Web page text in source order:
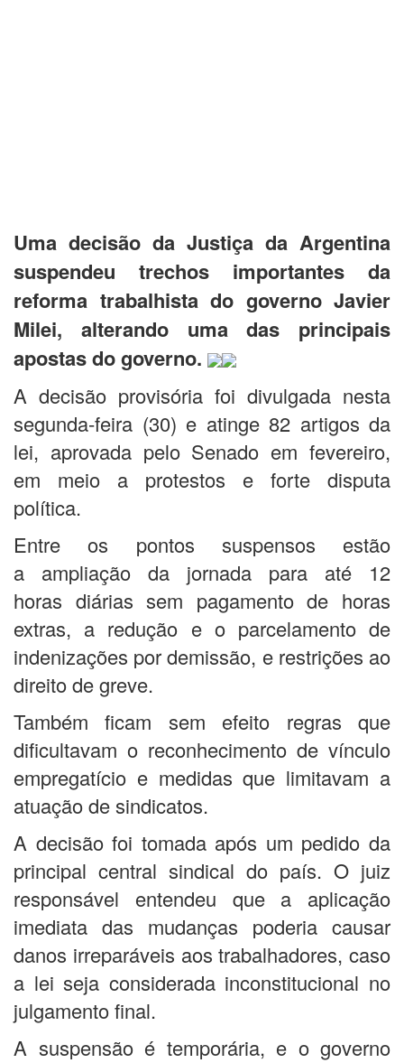
Uma decisão da Justiça da Argentina
suspendeu trechos importantes da
reforma trabalhista do governo Javier
Milei, alterando uma das principais
apostas do governo.
A decisão provisória foi divulgada nesta
segunda-feira (30) e atinge 82 artigos da
lei, aprovada pelo Senado em fevereiro,
em meio a protestos e forte disputa
política.
Entre os pontos suspensos estão
a ampliação da jornada para até 12
horas diárias sem pagamento de horas
extras, a redução e o parcelamento de
indenizações por demissão, e restrições ao
direito de greve.
Também ficam sem efeito regras que
dificultavam o reconhecimento de vínculo
empregatício e medidas que limitavam a
atuação de sindicatos.
A decisão foi tomada após um pedido da
principal central sindical do país. O juiz
responsável entendeu que a aplicação
imediata das mudanças poderia causar
danos irreparáveis aos trabalhadores, caso
a lei seja considerada inconstitucional no
julgamento final.
A suspensão é temporária, e o governo